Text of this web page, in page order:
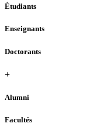
Étudiants
Enseignants
Doctorants
+
Alumni
Facultés